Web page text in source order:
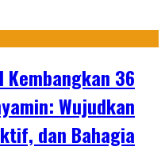
Kembangkan 36
Wujudkan
dan Bahagia